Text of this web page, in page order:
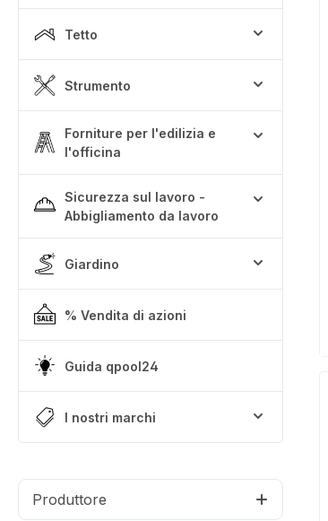
Tetto
Strumento
Forniture per l'edilizia e
l'officina
Sicurezza sul lavoro -
Abbigliamento da lavoro
Giardino
% Vendita di azioni
Guida qpool24
I nostri marchi
Produttore